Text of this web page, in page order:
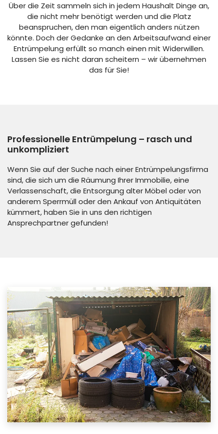
Über die Zeit sammeln sich in jedem Haushalt Dinge an,
die nicht mehr benötigt werden und die Platz
beanspruchen, den man eigentlich anders nützen
könnte. Doch der Gedanke an den Arbeitsaufwand einer
Entrümpelung erfüllt so manch einen mit Widerwillen.
Lassen Sie es nicht daran scheitern – wir übernehmen
das für Sie!
Professionelle Entrümpelung – rasch und
unkompliziert
Wenn Sie auf der Suche nach einer Entrümpelungsfirma
sind, die sich um die Räumung Ihrer Immobilie, eine
Verlassenschaft, die Entsorgung alter Möbel oder von
anderem Sperrmüll oder den Ankauf von Antiquitäten
kümmert, haben Sie in uns den richtigen
Ansprechpartner gefunden!